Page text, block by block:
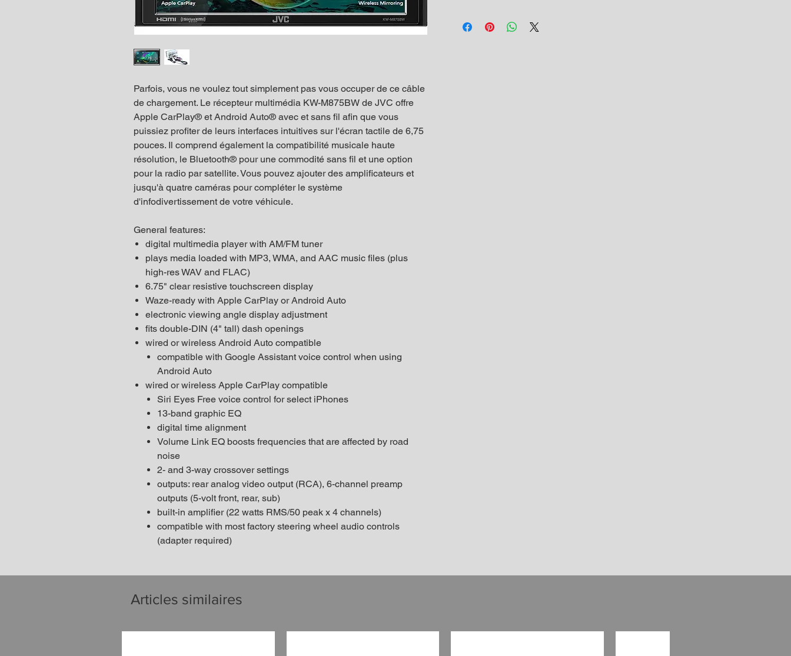
Parfois, vous ne voulez tout simplement pas vous occuper de ce câble
de chargement. Le récepteur multimédia KW-M875BW de JVC offre
Apple CarPlay® et Android Auto® avec et sans fil afin que vous
puissiez profiter de leurs interfaces intuitives sur l'écran tactile de 6,75
pouces. Il comprend également la compatibilité musicale haute
résolution, le Bluetooth® pour une commodité sans fil et une option
pour la radio par satellite. Vous pouvez ajouter des amplificateurs et
jusqu'à quatre caméras pour compléter le système
d'infodivertissement de votre véhicule.
General features:
digital multimedia player with AM/FM tuner
plays media loaded with MP3, WMA, and AAC music files (plus
high-res WAV and FLAC)
6.75" clear resistive touchscreen display
Waze-ready with Apple CarPlay or Android Auto
electronic viewing angle display adjustment
fits double-DIN (4" tall) dash openings
wired or wireless Android Auto compatible
compatible with Google Assistant voice control when using
Android Auto
wired or wireless Apple CarPlay compatible
Siri Eyes Free voice control for select iPhones
13-band graphic EQ
digital time alignment
Volume Link EQ boosts frequencies that are affected by road
noise
2- and 3-way crossover settings
outputs: rear analog video output (RCA), 6-channel preamp
outputs (5-volt front, rear, sub)
built-in amplifier (22 watts RMS/50 peak x 4 channels)
compatible with most factory steering wheel audio controls
(adapter required)
Articles similaires